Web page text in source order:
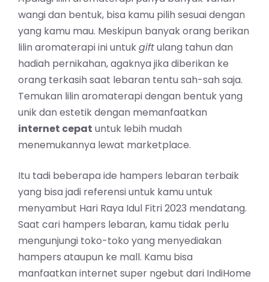
wangi dan bentuk, bisa kamu pilih sesuai dengan
yang kamu mau. Meskipun banyak orang berikan
lilin aromaterapi ini untukgiftulang tahun dan
hadiah pernikahan, agaknya jika diberikan ke
orang terkasih saat lebaran tentu sah-sah saja.
Temukan lilin aromaterapi dengan bentuk yang
unik dan estetik dengan memanfaatkan
internet cepat untuk lebih mudah
menemukannya lewat marketplace.
Itu tadi beberapa ide hampers lebaran terbaik
yang bisa jadi referensi untuk kamu untuk
menyambut Hari Raya Idul Fitri 2023 mendatang.
Saat cari hampers lebaran, kamu tidak perlu
mengunjungi toko-toko yang menyediakan
hampers ataupun ke mall. Kamu bisa
manfaatkan internet super ngebut dari IndiHome